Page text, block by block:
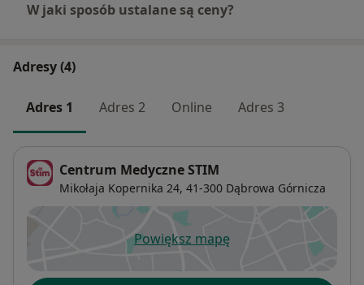
W jaki sposób ustalane są ceny?
Adresy (4)
Adres 1 Adres 2 Online Adres 3
Centrum Medyczne STIM
Mikołaja Kopernika 24, 41-300 Dąbrowa Górnicza
Powiększ mapęotwiera się w nowej karcie